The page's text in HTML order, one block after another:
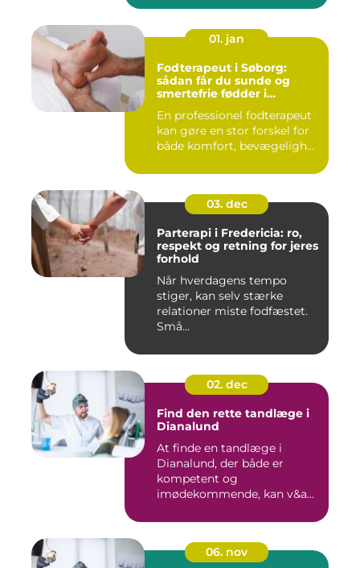
01. jan
Fodterapeut i Søborg:
sådan får du sunde og
smertefrie fødder i
En professionel fodterapeut
kan gøre en stor forskel for
både komfort, bevægeligh...
03. dec
Parterapi i Fredericia: ro,
respekt og retning for jeres
forhold
Når hverdagens tempo
stiger, kan selv stærke
relationer miste fodfæstet.
Små...
02. dec
Find den rette tandlæge i
Dianalund
At finde en tandlæge i
Dianalund, der både er
kompetent og
imødekommende, kan v&a...
06. nov